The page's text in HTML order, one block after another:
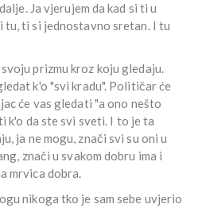
Ja vjerujem da kad si ti u
tu, ti si jednostavno sretan. I tu
prizmu kroz koju gledaju.
k'o "svi kradu". Političar će
će vas gledati "a ono nešto
k'o da ste svi sveti. I to je ta
ja ne mogu, znači svi su oni u
znači u svakom dobru ima i
mrvica dobra.
nikoga tko je sam sebe uvjerio